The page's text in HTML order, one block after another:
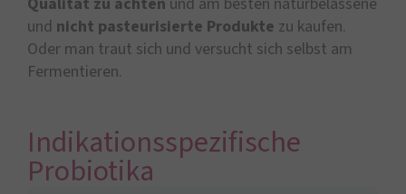
und nicht pasteurisierte Produkte zu kaufen.
Oder man traut sich und versucht sich selbst am
Fermentieren.
Indikationsspezifische
Probiotika